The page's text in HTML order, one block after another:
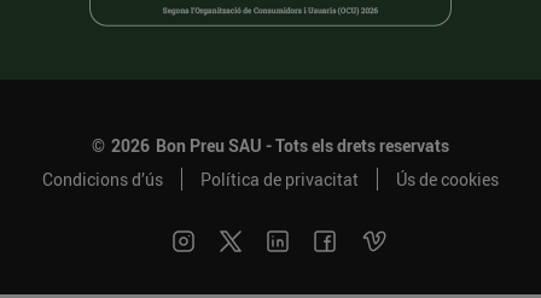
© 2026 Bon Preu SAU - Tots els drets reservats
Condicions d’ús
Política de privacitat Ús de cookies